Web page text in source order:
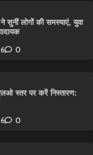
सुनीं लोगों की समस्याएं, युवा
0
स्तर पर करें निस्तारण:
0